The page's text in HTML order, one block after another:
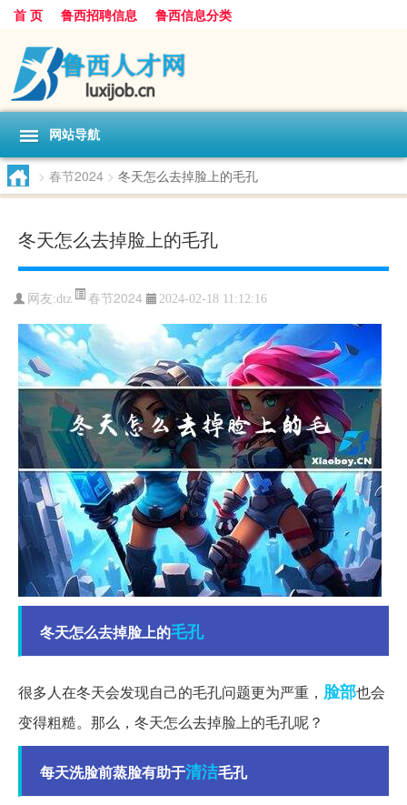
首 页 鲁西招聘信息 鲁西信息分类
网站导航
> 春节2024 > 冬天怎么去掉脸上的毛孔
冬天怎么去掉脸上的毛孔
网友:dtz 春节2024 2024-02-18 11:12:16
冬天怎么去掉脸上的毛孔
很多人在冬天会发现自己的毛孔问题更为严重， 脸部也会
变得粗糙。那么，冬天怎么去掉脸上的毛孔呢？
每天洗脸前蒸脸有助于清洁毛孔